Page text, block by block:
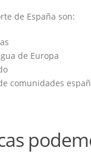
de España son:
de Europa
comunidades